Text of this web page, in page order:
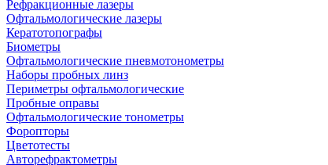
Рефракционные лазеры
Офтальмологические лазеры
Кератотопографы
Биометры
Офтальмологические пневмотонометры
Наборы пробных линз
Периметры офтальмологические
Пробные оправы
Офтальмологические тонометры
Форопторы
Цветотесты
Авторефрактометры